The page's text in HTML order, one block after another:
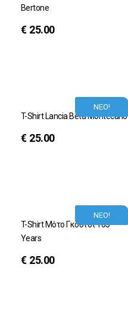
Bertone
€ 25.00
ΝΕΟ!
T-Shirt Lancia Beta Montecarlo
€ 25.00
ΝΕΟ!
T-Shirt Μότο Γκούτσι 105
Years
€ 25.00